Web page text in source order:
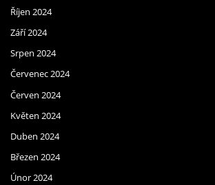
Říjen 2024
Září 2024
Srpen 2024
Červenec 2024
Červen 2024
Květen 2024
Duben 2024
Březen 2024
Únor 2024